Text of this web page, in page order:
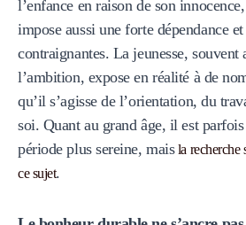
l’enfance en raison de son
impose aussi une forte dépendance
contraignantes. La jeunesse, souvent
l’ambition, expose en réalité à de
qu’il s’agisse de l’orientation, du
soi. Quant au grand âge, il est
période plus sereine, maisla recherche
ce sujet.